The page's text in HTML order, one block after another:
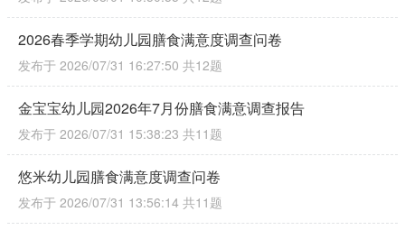
2026春季学期幼儿园膳食满意度调查问卷
发布于 2026/07/31 16:27:50 共12题
金宝宝幼儿园2026年7月份膳食满意调查报告
发布于 2026/07/31 15:38:23 共11题
悠米幼儿园膳食满意度调查问卷
发布于 2026/07/31 13:56:14 共11题